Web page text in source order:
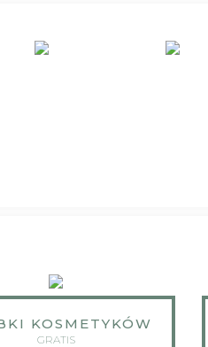
KOSMETYKÓW
GRATIS